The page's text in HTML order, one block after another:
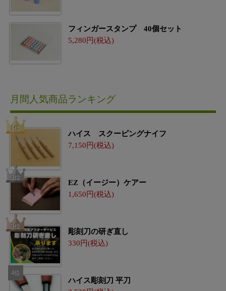
フィンガースタンプ 40個セット
5,280
月間人気商品ランキング
ハイス スクーピングナイフ
7,150
EZ（イージー）ケアー
1,650
彫刻刀の研ぎ直し
330
ハイス彫刻刀 平刀